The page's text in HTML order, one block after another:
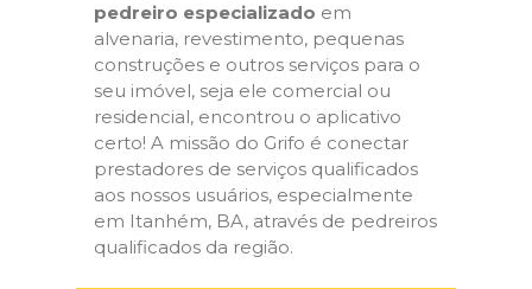
pedreiro especializado em
alvenaria, revestimento, pequenas
construções e outros serviços para o
seu imóvel, seja ele comercial ou
residencial, encontrou o aplicativo
certo! A missão do Grifo é conectar
prestadores de serviços qualificados
aos nossos usuários, especialmente
em Itanhém, BA, através de pedreiros
qualificados da região.